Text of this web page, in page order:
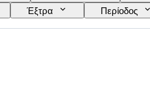
Έξτρα Περίοδος
Ταξινόμηση κρασιών